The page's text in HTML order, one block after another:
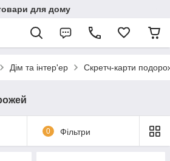
для дому
Дім та інтер'ер Скретч-карти
0 Фільтри